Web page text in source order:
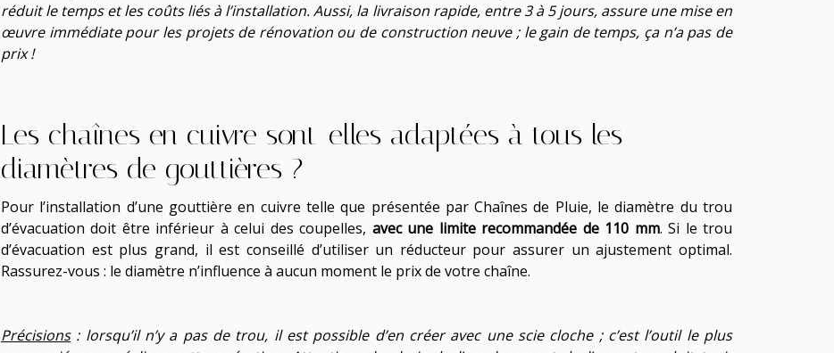
réduit le temps et les coûts liés à l’installation. Aussi, la livraison rapide, entre 3 à 5 jours, assure une mise en
œuvre immédiate pour les projets de rénovation ou de construction neuve ; le gain de temps, ça n’a pas de
prix !
Les chaînes en cuivre sont-elles adaptées à tous les
diamètres de gouttières ?
Pour l’installation d’une gouttière en cuivre telle que présentée par Chaînes de Pluie, le diamètre du trou
d’évacuation doit être inférieur à celui des coupelles, avec une limite recommandée de 110 mm. Si le trou
d’évacuation est plus grand, il est conseillé d’utiliser un réducteur pour assurer un ajustement optimal.
Rassurez-vous : le diamètre n’influence à aucun moment le prix de votre chaîne.
Précisions: lorsqu’il n’y a pas de trou, il est possible d’en créer avec une scie cloche ; c’est l’outil le plus